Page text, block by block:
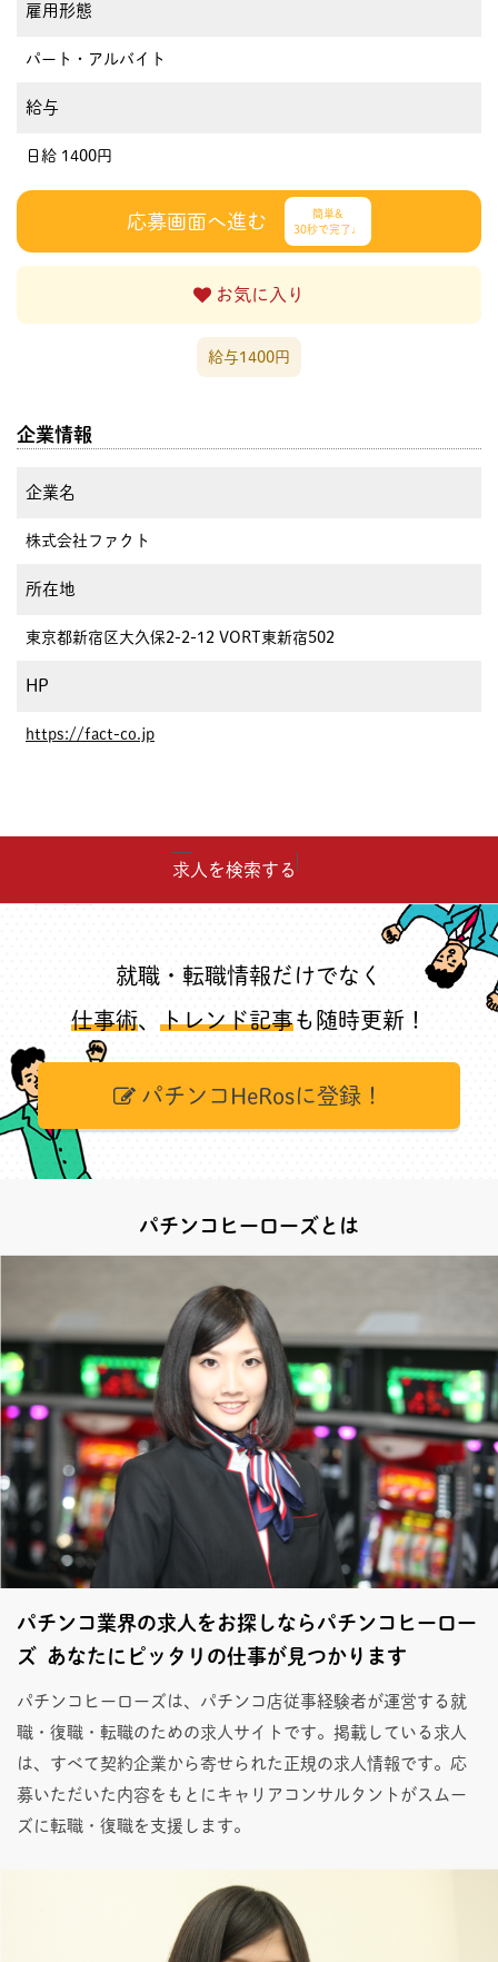
雇用形態
パート・アルバイト
給与
日給 1400円
応募画面へ進む
簡単&
30秒で完了♩
お気に入り
給与1400円
企業情報
企業名
株式会社ファクト
所在地
東京都新宿区大久保2-2-12 VORT東新宿502
HP
https://fact-co.jp
求人を検索する
就職・転職情報だけでなく
仕事術、 トレンド記事も随時更新！
パチンコHeRosに登録！
パチンコヒーローズとは
パチンコ業界の求人をお探しならパチンコヒーロー
ズ あなたにピッタリの仕事が見つかります
パチンコヒーローズは、パチンコ店従事経験者が運営する就
職・復職・転職のための求人サイトです。掲載している求人
は、すべて契約企業から寄せられた正規の求人情報です。応
募いただいた内容をもとにキャリアコンサルタントがスムー
ズに転職・復職を支援します。